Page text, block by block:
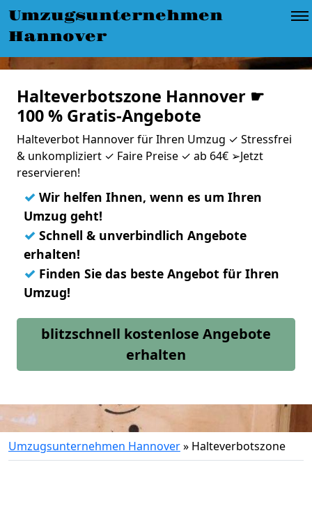
Umzugsunternehmen
Hannover
Halteverbotszone Hannover ☛
100 % Gratis-Angebote
Halteverbot Hannover für Ihren Umzug ✓ Stressfrei
& unkompliziert ✓ Faire Preise ✓ ab 64€ ➢Jetzt
reservieren!
✓ Wir helfen Ihnen, wenn es um Ihren
Umzug geht!
✓ Schnell & unverbindlich Angebote
erhalten!
✓ Finden Sie das beste Angebot für Ihren
Umzug!
blitzschnell kostenlose Angebote
erhalten
Umzugsunternehmen Hannover» Halteverbotszone